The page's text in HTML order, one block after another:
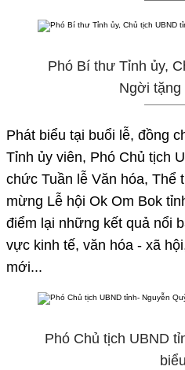
Phó Bí thư Tỉnh ủy,
Ngời tặng
Phát biểu tại buổi lễ, đồng
Tỉnh ủy viên, Phó Chủ tịch
chức Tuần lễ Văn hóa, Thể
mừng Lễ hội Ok Om Bok
điểm lại những kết quả nổi
vực kinh tế, văn hóa - xã
mới...
Phó Chủ tịch UBND